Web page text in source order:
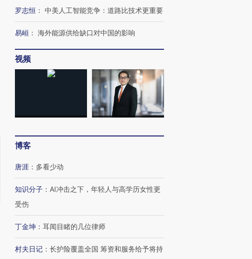
罗志恒 ： 中美人工智能竞争：道路比技术更重要
易峘 ： 海外能源供给缺口对中国的影响
视频
博客
唐涯 ： 多看少动
知识分子 ： AI冲击之下，年轻人与高学历女性更
受伤
丁金坤 ： 耳闻目睹的几位律师
村夫日记 ： 长护险覆盖全国 筹资和服务给予将持